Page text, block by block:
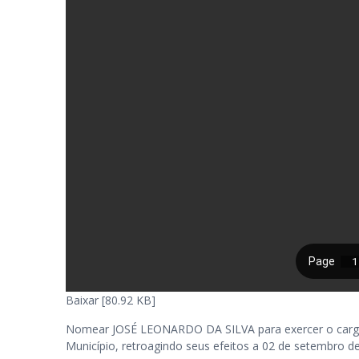
Baixar [80.92 KB]
Nomear JOSÉ LEONARDO DA SILVA para exercer o
Município, retroagindo seus efeitos a 02 de setembro